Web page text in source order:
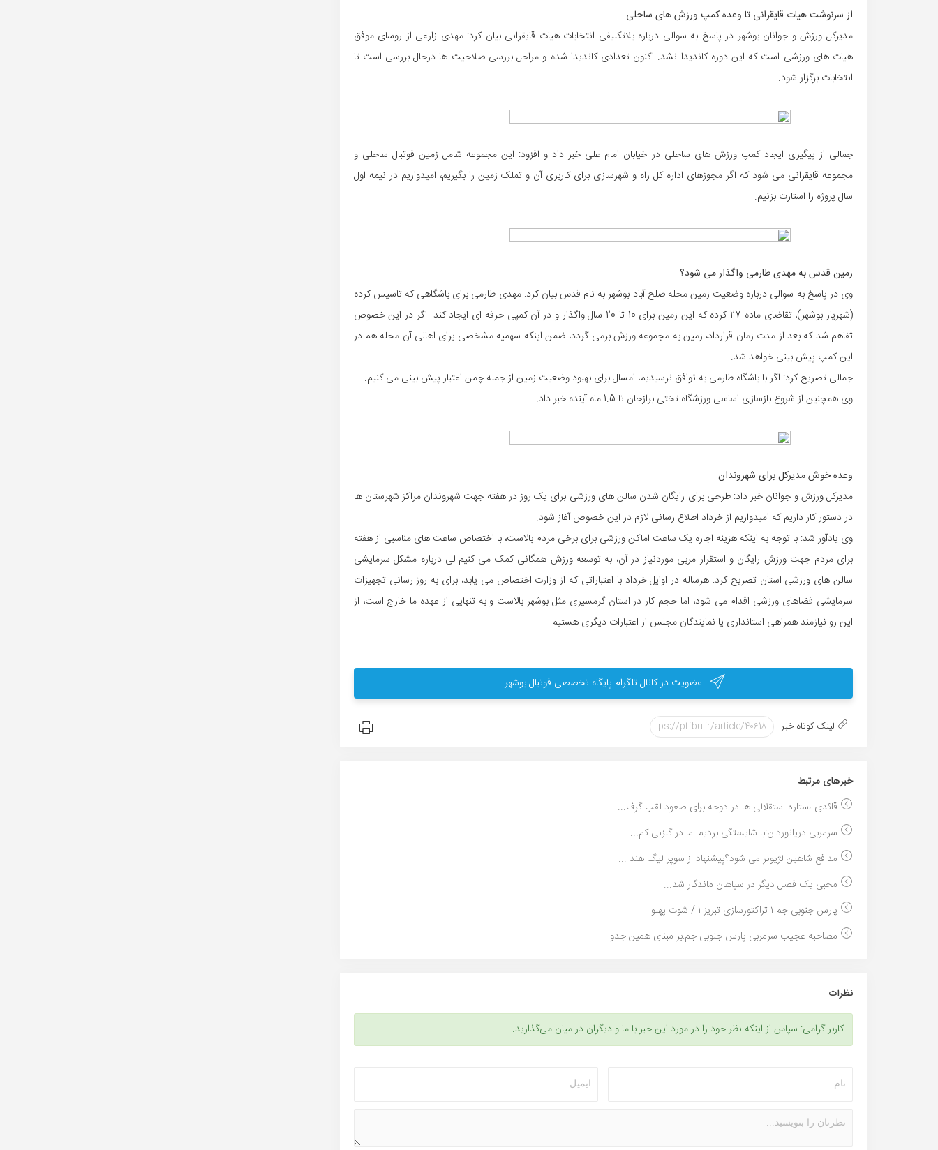
از سرنوشت هیات قایقرانی تا وعده کمپ ورزش های ساحلی
مدیرکل ورزش و جوانان بوشهر در پاسخ به سوالی درباره بلاتکلیفی انتخابات هیات قایقرانی بیان کرد: مهدی زارعی از روسای موفق
هیات های ورزشی است که این دوره کاندیدا نشد. اکنون تعدادی کاندیدا شده و مراحل بررسی صلاحیت ها درحال بررسی است تا
انتخابات برگزار شود.
جمالی از پیگیری ایجاد کمپ ورزش های ساحلی در خیابان امام علی خبر داد و افزود: این مجموعه شامل زمین فوتبال ساحلی و
مجموعه قایقرانی می شود که اگر مجوزهای اداره کل راه و شهرسازی برای کاربری آن و تملک زمین را بگیریم، امیدواریم در نیمه اول
سال پروژه را استارت بزنیم.
زمین قدس به مهدی طارمی واگذار می شود؟
وی در پاسخ به سوالی درباره وضعیت زمین محله صلح آباد بوشهر به نام قدس بیان کرد: مهدی طارمی برای باشگاهی که تاسیس کرده
(شهریار بوشهر)، تقاضای ماده 27 کرده که این زمین برای 10 تا 20 سال واگذار و در آن کمپی حرفه ای ایجاد کند. اگر در این خصوص
تفاهم شد که بعد از مدت زمان قرارداد، زمین به مجموعه ورزش برمی گردد، ضمن اینکه سهمیه مشخصی برای اهالی آن محله هم در
این کمپ پیش بینی خواهد شد.
جمالی تصریح کرد: اگر با باشگاه طارمی به توافق نرسیدیم، امسال برای بهبود وضعیت زمین از جمله چمن اعتبار پیش بینی می کنیم.
وی همچنین از شروع بازسازی اساسی ورزشگاه تختی برازجان تا 1.5 ماه آینده خبر داد.
وعده خوش مدیرکل برای شهروندان
مدیرکل ورزش و جوانان خبر داد: طرحی برای رایگان شدن سالن های ورزشی برای یک روز در هفته جهت شهروندان مراکز شهرستان ها
در دستور کار داریم که امیدواریم از خرداد اطلاع رسانی لازم در این خصوص آغاز شود.
وی یادآور شد: با توجه به اینکه هزینه اجاره یک ساعت اماکن ورزشی برای برخی مردم بالاست، با اختصاص ساعت های مناسبی از هفته
برای مردم جهت ورزش رایگان و استقرار مربی موردنیاز در آن، به توسعه ورزش همگانی کمک می کنیم.لی درباره مشکل سرمایشی
سالن های ورزشی استان تصریح کرد: هرساله در اوایل خرداد با اعتباراتی که از وزارت اختصاص می یابد، برای به روز رسانی تجهیزات
سرمایشی فضاهای ورزشی اقدام می شود، اما حجم کار در استان گرمسیری مثل بوشهر بالاست و به تنهایی از عهده ما خارج است، از
این رو نیازمند همراهی استانداری یا نمایندگان مجلس از اعتبارات دیگری هستیم.
عضویت در کانال تلگرام پایگاه تخصصی فوتبال بوشهر
لینک کوتاه خبر
خبر‌های مرتبط
قائدی ،ستاره استقلالی ها در دوحه برای صعود لقب گرف...
سرمربی دریانوردان:با شایستگی بردیم اما در گلزنی کم...
مدافع شاهین لژیونر می شود؟پیشنهاد از سوپر لیگ هند ...
محبی یک فصل دیگر در سپاهان ماندگار شد...
پارس جنوبی جم ۱ تراکتورسازی تبریز ۱ / شوت پهلو...
مصاحبه عجیب سرمربی پارس جنوبی جم:بر مبنای همین جدو...
نظرات
کاربر گرامی: سپاس از اینکه نظر خود را در مورد این خبر با ما و دیگران در میان می‌گذارید.